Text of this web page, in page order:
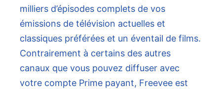
milliers d’épisodes complets de vos
émissions de télévision actuelles et
classiques préférées et un éventail de films.
Contrairement à certains des autres
canaux que vous pouvez diffuser avec
votre compte Prime payant, Freevee est